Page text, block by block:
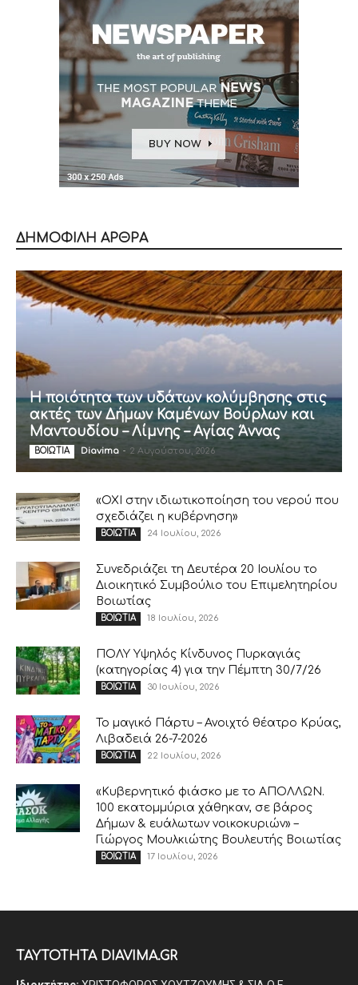
ΔΗΜΟΦΙΛΗ ΑΡΘΡΑ
Η ποιότητα των υδάτων κολύμβησης στις
ακτές των Δήμων Καμένων Βούρλων και
Μαντουδίου – Λίμνης – Αγίας Άννας
ΒΟΙΩΤΙΑ Diavima - 2 Αυγούστου, 2026
«ΟΧΙ στην ιδιωτικοποίηση του νερού που
σχεδιάζει η κυβέρνηση»
ΒΟΙΩΤΙΑ 24 Ιουλίου, 2026
Συνεδριάζει τη Δευτέρα 20 Ιουλίου το
Διοικητικό Συμβούλιο του Επιμελητηρίου
Βοιωτίας
ΒΟΙΩΤΙΑ 18 Ιουλίου, 2026
ΠΟΛΥ Υψηλός Κίνδυνος Πυρκαγιάς
(κατηγορίας 4) για την Πέμπτη 30/7/26
ΒΟΙΩΤΙΑ 30 Ιουλίου, 2026
Το μαγικό Πάρτυ – Ανοιχτό θέατρο Κρύας,
Λιβαδειά 26-7-2026
ΒΟΙΩΤΙΑ 22 Ιουλίου, 2026
«Κυβερνητικό φιάσκο με το ΑΠΟΛΛΩΝ.
100 εκατομμύρια χάθηκαν, σε βάρος
Δήμων & ευάλωτων νοικοκυριών» –
Γιώργος Μουλκιώτης Βουλευτής Βοιωτίας
ΒΟΙΩΤΙΑ 17 Ιουλίου, 2026
ΤΑΥΤΟΤΗΤΑ DIAVIMA.GR